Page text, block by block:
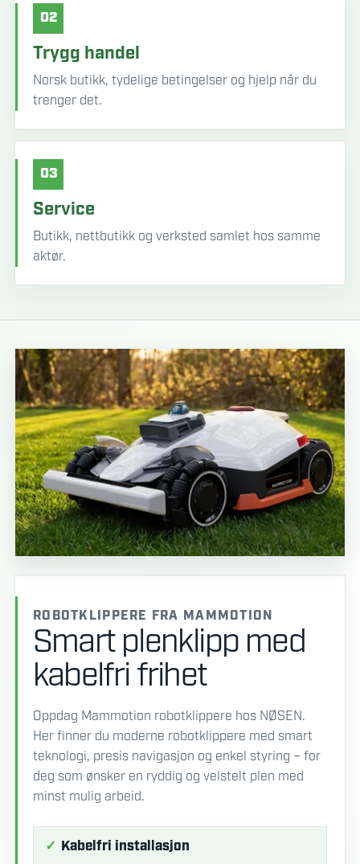
02
Trygg handel
Norsk butikk, tydelige betingelser og hjelp når du
trenger det.
03
Service
Butikk, nettbutikk og verksted samlet hos samme
aktør.
ROBOTKLIPPERE FRA MAMMOTION
Smart plenklipp med
kabelfri frihet
Oppdag Mammotion robotklippere hos NØSEN.
Her finner du moderne robotklippere med smart
teknologi, presis navigasjon og enkel styring – for
deg som ønsker en ryddig og velstelt plen med
minst mulig arbeid.
Kabelfri installasjon